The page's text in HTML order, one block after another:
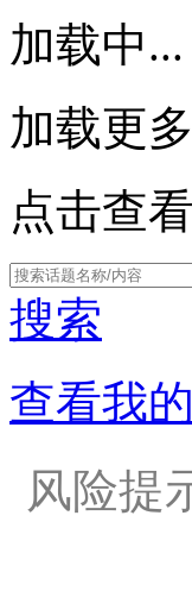
加载中...
加载更多
点击查
搜索
查看我
风险提